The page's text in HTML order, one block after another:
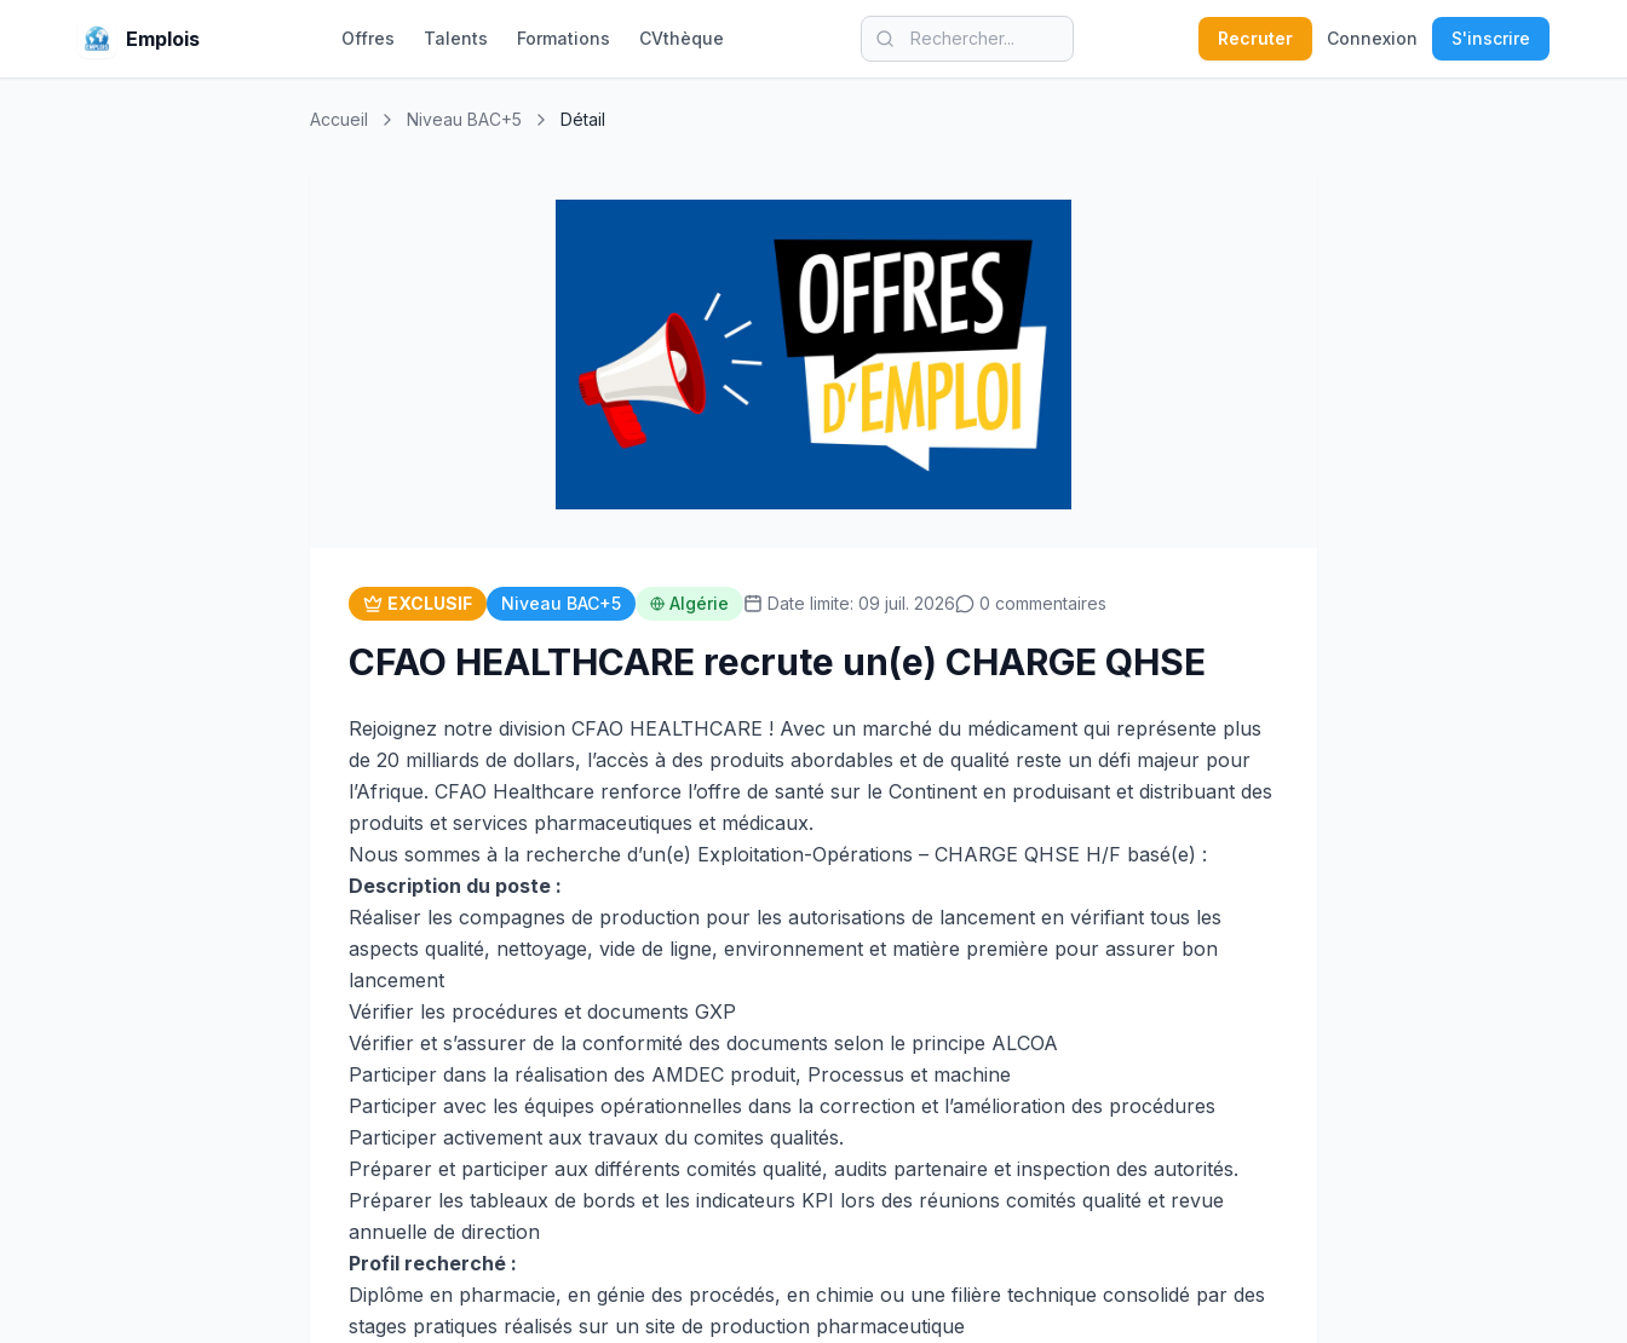
Emplois Offres Talents Formations CVthèque Recruter Connexion S'inscrire
Accueil Niveau BAC+5 Détail
EXCLUSIF Niveau BAC+5 Algérie Date limite: 09 juil. 2026 0 commentaires
CFAO HEALTHCARE recrute un(e) CHARGE QHSE
Rejoignez notre division CFAO HEALTHCARE ! Avec un marché du médicament qui représente plus
de 20 milliards de dollars, l’accès à des produits abordables et de qualité reste un défi majeur pour
l’Afrique. CFAO Healthcare renforce l’offre de santé sur le Continent en produisant et distribuant des
produits et services pharmaceutiques et médicaux.
Nous sommes à la recherche d’un(e) Exploitation-Opérations – CHARGE QHSE H/F basé(e) :
Description du poste :
Réaliser les compagnes de production pour les autorisations de lancement en vérifiant tous les
aspects qualité, nettoyage, vide de ligne, environnement et matière première pour assurer bon
lancement
Vérifier les procédures et documents GXP
Vérifier et s’assurer de la conformité des documents selon le principe ALCOA
Participer dans la réalisation des AMDEC produit, Processus et machine
Participer avec les équipes opérationnelles dans la correction et l’amélioration des procédures
Participer activement aux travaux du comites qualités.
Préparer et participer aux différents comités qualité, audits partenaire et inspection des autorités.
Préparer les tableaux de bords et les indicateurs KPI lors des réunions comités qualité et revue
annuelle de direction
Profil recherché :
Diplôme en pharmacie, en génie des procédés, en chimie ou une filière technique consolidé par des
stages pratiques réalisés sur un site de production pharmaceutique